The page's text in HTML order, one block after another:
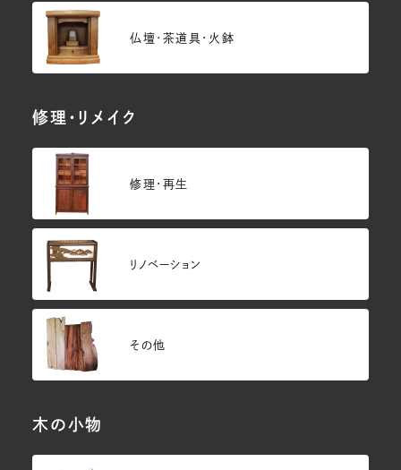
仏壇･茶道具・火鉢
修理・リメイク
修理・再生
リノベーション
その他
木の小物